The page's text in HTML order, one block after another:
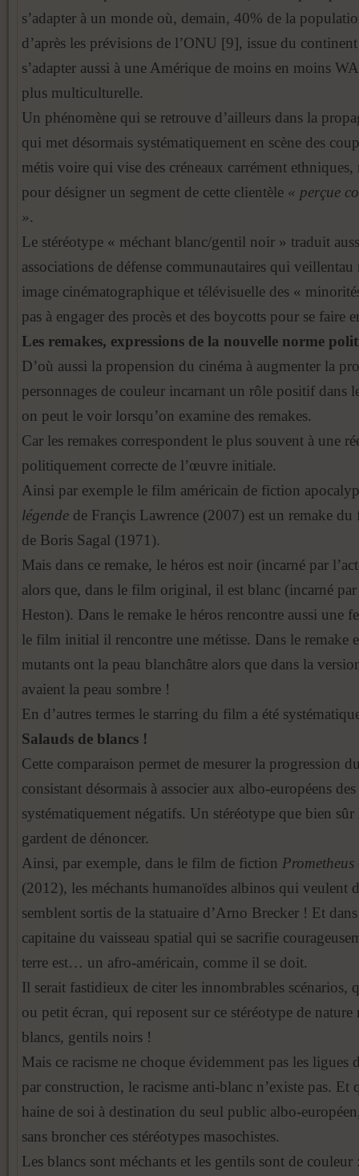
s’adapter à un monde où, demain, 40% de la
d’après les prévisions de l’ONU [9], issue du
s’adapter aussi à une Amérique de moins en moins
plus multiculturelle.
Un phénomène qui se retrouve d’ailleurs dans la
qui met désormais systématiquement en scène des
métis voire qui vise des créneaux carrément
pour désigner un segment de cette clientèle « perçue
».
Le stéréotype « méchant blanc/gentil noir » traduit
associations de défense communautaires qui veillentau
image cinématographique et télévisuelle des «
pas à engager des procès et des boycotts pour se faire
Les remakes, expressions de la nouvelle norme
D’où aussi la propension du cinéma à augmenter la
personnages de couleur incarnant un rôle positif dans
on peut le voir lorsqu’on examine des remakes.
Car les remakes correspondent le plus souvent à une
politiquement correcte de l’œuvre initiale.
Ainsi par exemple le film américain de fiction
légende de Françis Lawrence (2007) est un remake
de Boris Sagal (1971).
Mais dans ce remake, le héros est noir (incarné par
alors que, dans le film original, il est blanc (incarné
Heston). Dans le remake le héros rencontre aussi une
le film initial il rencontre une métisse. Dans le remake
mutants ont la peau blanchâtre alors que dans la
avaient la peau sombre !
En d’autres termes le starring du film a été
Salauds de blancs !
Cette comparaison permet de mesurer la progression
consistant désormais à associer aux albo-européens des
systématiquement négatifs. Un stéréotype que bien sûr
gardent de dénoncer.
Ainsi, par exemple, dans le film de fiction Prometheus
(2012), les méchants humanoïdes albinos qui veulent
semblent sortis de la statuaire d’Arno Brecker ! Et
capitaine du vaisseau spatial qui se sacrifie
terre est… un afro-américain, comme il se doit.
Il serait fastidieux de citer les innombrables scénarios,
ou petit écran, qui reposent sur ce stéréotype de nature
blancs, gentils noirs !
Mais ce racisme ne choque évidemment pas les ligues
par construction, le racisme anti-blanc n’existe pas. Et
haine de soi à destination du seul public albo-
sans broncher ces stéréotypes masochistes.
Les blancs sont méchants et les gentils sont de couleur